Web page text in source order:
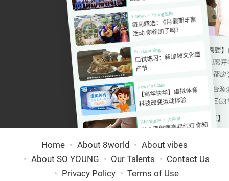
Home About 8world
About vibes
About SO YOUNG
Our Talents
Contact Us
Privacy Policy
Terms of Use